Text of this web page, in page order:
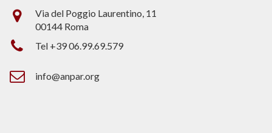
Via del Poggio Laurentino, 11
00144 Roma
Tel +39 06.99.69.579
info@anpar.org